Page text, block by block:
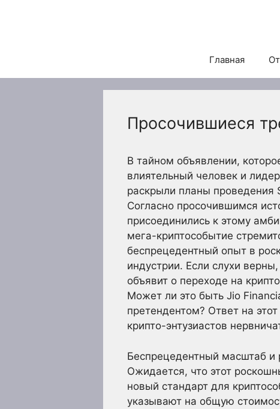
Главная
Просочившиеся
В тайном объявлении,
влиятельный человек и
раскрыли планы проведения
Согласно просочившимся
присоединились к этому
мега-криптособытие
беспрецедентный опыт в
индустрии. Если слухи
объявит о переходе на
Может ли это быть Jio
претендентом? Ответ на
крипто-энтузиастов
Беспрецедентный масштаб и
Ожидается, что этот
новый стандарт для
указывают на общую